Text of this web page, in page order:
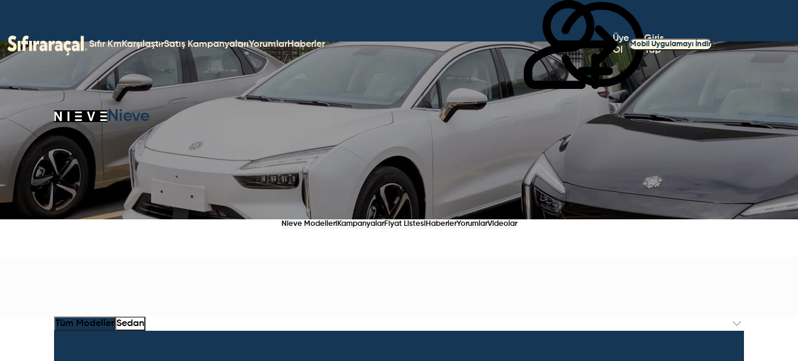
Sıfır KmKarşılaştırSatış KampanyalarıYorumlarHaberler
Üye
Ol
Giriş
Yap
Mobil Uygulamayı İndir
Nieve
Nieve Modelleri KampanyalarFiyat Listesi HaberlerYorumlarVideolar
Tüm Modeller Sedan